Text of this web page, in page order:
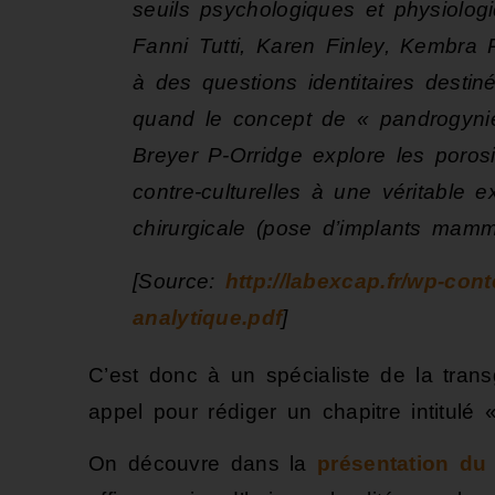
seuils psychologiques et
Fanni Tutti, Karen Finley, Kembra
à des questions identitaires
quand le concept de «
Breyer P-Orridge explore les
contre-culturelles à une véritable
chirurgicale (pose d’implants
[Source: http://labexcap.fr/wp-
analytique.pdf]
C’est donc à un spécialiste de la
appel pour rédiger un chapitre intitulé
On découvre dans la présentation du